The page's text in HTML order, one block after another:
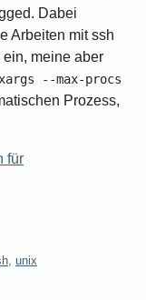
Dabei
Arbeiten mit ssh
meine aber
xargs --max-procs
Prozess,
für
unix